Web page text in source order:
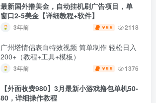
最新国外撸美金，自动挂机刷广告项目，单
窗口2-5美金【详细教程+软件】
3年前 ￥9.9 2118
广州塔情侣表白特效视频 简单制作 轻松日入
200+（教程+工具+模板）
3年前 ￥9.9 1376
【外面收费980】3月最新小游戏撸包单机50-
80，详细操作教程